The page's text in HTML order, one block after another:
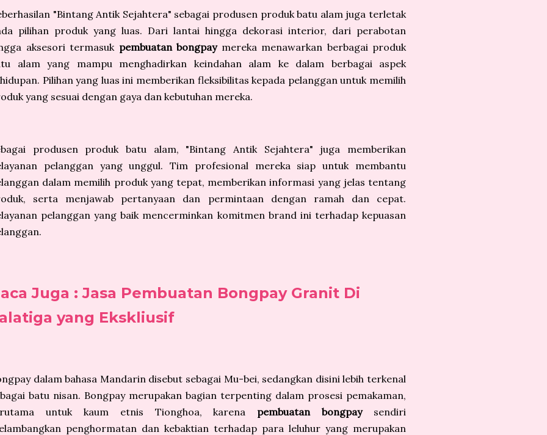
"Bintang Antik Sejahtera" sebagai produsen produk batu alam juga terletak
pilihan produk yang luas. Dari lantai hingga dekorasi interior, dari perabotan
aksesori termasuk pembuatan bongpaymereka menawarkan berbagai produk
alam yang mampu menghadirkan keindahan alam ke dalam berbagai aspek
Pilihan yang luas ini memberikan fleksibilitas kepada pelanggan untuk memilih
yang sesuai dengan gaya dan kebutuhan mereka.
produsen produk batu alam, "Bintang Antik Sejahtera" juga memberikan
pelanggan yang unggul. Tim profesional mereka siap untuk membantu
dalam memilih produk yang tepat, memberikan informasi yang jelas tentang
serta menjawab pertanyaan dan permintaan dengan ramah dan cepat.
pelanggan yang baik mencerminkan komitmen brand ini terhadap kepuasan
Juga : Jasa Pembuatan Bongpay Granit Di
yang Ekskliusif
dalam bahasa Mandarin disebut sebagai Mu-bei, sedangkan disini lebih terkenal
batu nisan. Bongpay merupakan bagian terpenting dalam prosesi pemakaman,
untuk kaum etnis Tionghoa, karena pembuatan bongpaysendiri
penghormatan dan kebaktian terhadap para leluhur yang merupakan